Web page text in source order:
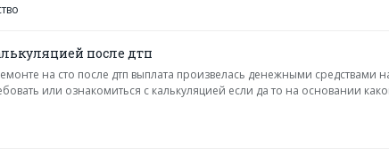
после дтп
на сто после дтп выплата произвелась денежными средствами
или ознакомиться с калькуляцией если да то на основании